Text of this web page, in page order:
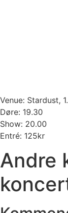
Venue: Stardust,
Døre: 19.30
Show: 20.00
Entré: 125kr
Andre